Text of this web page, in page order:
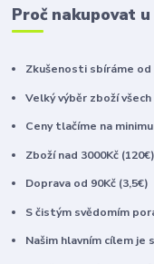
Proč nakupovat u
Zkušenosti sbíráme od
Velký výběr zboží
Ceny tlačíme na
Zboží nad 3000Kč
Doprava od 90Kč (3,5€)
S čistým svědomím
Našim hlavním cílem